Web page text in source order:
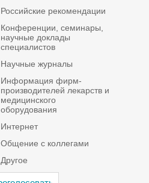
Российские рекомендации
Конференции, семинары,
научные доклады
специалистов
Научные журналы
Информация фирм-
производителей лекарств и
медицинского
оборудования
Интернет
Общение с коллегами
Другое